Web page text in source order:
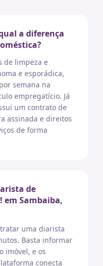
a diferença
de limpeza e
e esporádica,
semana na
empregatício. Já
um contrato de
assinada e direitos
de forma
de
em Sambaiba,
uma diarista
Basta informar
imóvel, e os
conecta